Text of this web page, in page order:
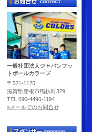
一般社団法人ジャパンフッ
トボールカラーズ
〒521-1125
滋賀県彦根市稲枝町329
TEL 090-4490-1194
»メールでのお問合せ